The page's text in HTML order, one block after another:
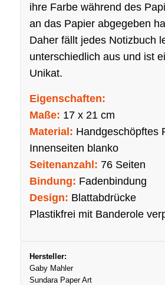
ihre Farbe während des
an das Papier abgegeben
Daher fällt jedes Notizbuch
unterschiedlich aus und ist
Unikat.
Eigenschaften:
Maße: 17 x 21 cm
Material: Handgeschöpftes
Innenseiten blanko
Seitenanzahl: 76 Seiten
Bindung: Fadenbindung
Design: Blattabdrücke
Plastikfrei mit Banderole
Hersteller:
Gaby Mahler
Sundara Paper Art